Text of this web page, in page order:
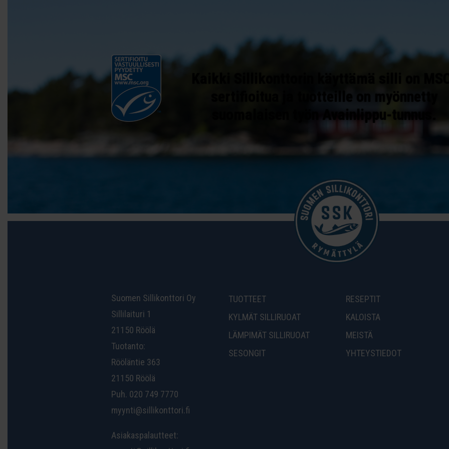
sertifioitua ja tuotteille on myönnetty
suomalaisen työn Avainlippu-tunnus.
Suomen Sillikonttori Oy
Sillilaituri 1
21150 Röölä
Tuotanto:
Rööläntie 363
21150 Röölä
Puh. 020 749 7770
myynti@sillikonttori.fi
Asiakaspalautteet:
TUOTTEET
KYLMÄT SILLIRUOAT
LÄMPIMÄT SILLIRUOAT
SESONGIT
RESEPTIT
KALOISTA
MEISTÄ
YHTEYSTIEDOT